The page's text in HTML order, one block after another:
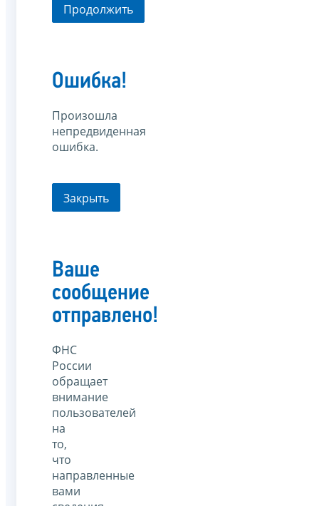
Продолжить
Ошибка!
Произошла
непредвиденная
ошибка.
Закрыть
Ваше
сообщение
отправлено!
ФНС
России
обращает
внимание
пользователей
на
то,
что
направленные
вами